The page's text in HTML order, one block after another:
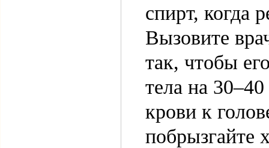
спирт, когда
Вызовите
так, чтобы
тела на
крови к
побрызгайте